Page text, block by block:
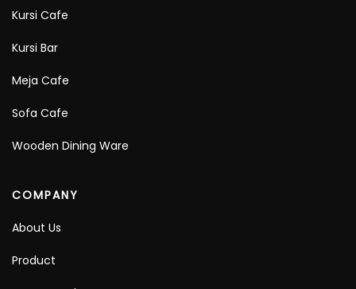
Kursi Cafe
Kursi Bar
Meja Cafe
Sofa Cafe
Wooden Dining Ware
COMPANY
About Us
Product